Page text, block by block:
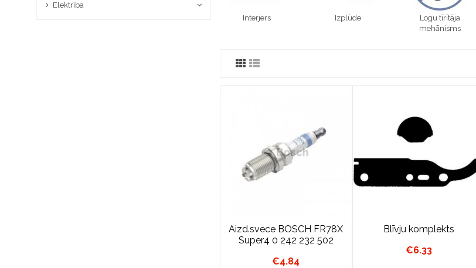
Interjers Izplūde
Logu tīrītāja
mehānisms
Aizd.svece BOSCH FR78X
Super4 0 242 232 502
€4.84
Blīvju komplekts
€6.33
Elektrība